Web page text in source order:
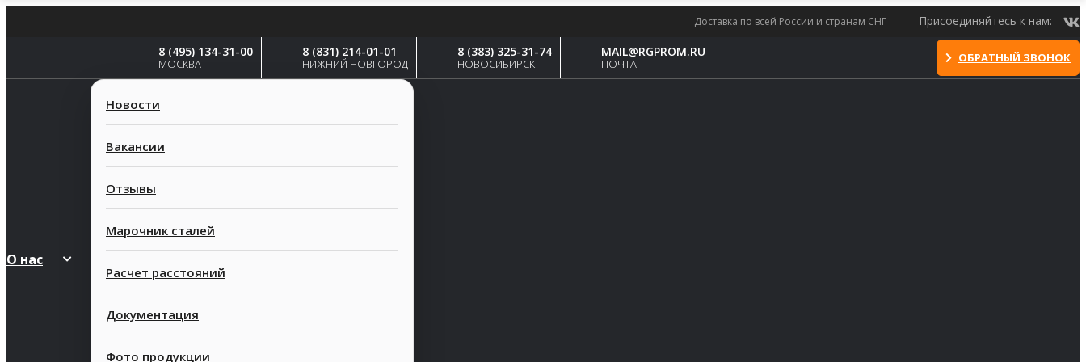
Доставка по всей России и странам СНГ Присоединяйтесь к нам:
8 (495) 134-31-00
МОСКВА
8 (831) 214-01-01
НИЖНИЙ НОВГОРОД
8 (383) 325-31-74
НОВОСИБИРСК
MAIL@RGPROM.RU
ПОЧТА ОБРАТНЫЙ ЗВОНОК
О нас
Новости
Вакансии
Отзывы
Марочник сталей
Расчет расстояний
Документация
Фото продукции